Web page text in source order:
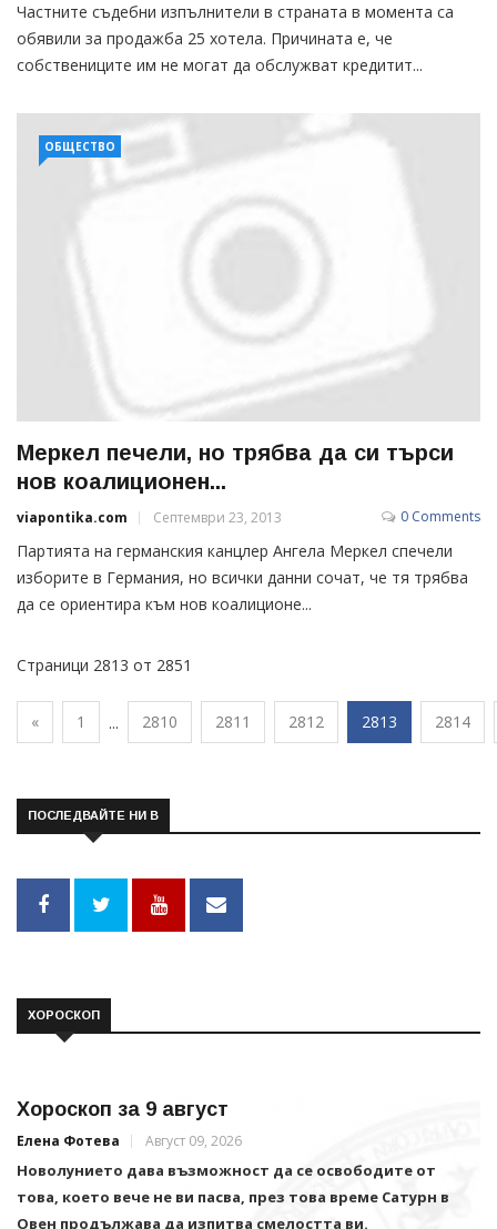
Частните съдебни изпълнители в страната в момента са
обявили за продажба 25 хотела. Причината е, че
собствениците им не могат да обслужват кредитит...
ОБЩЕСТВО
Меркел печели, но трябва да си търси
нов коалиционен...
viapontika.com Септември 23, 2013 0 Comments
Партията на германския канцлер Ангела Меркел спечели
изборите в Германия, но всички данни сочат, че тя трябва
да се ориентира към нов коалиционе...
Страници 2813 от 2851
« 1 ... 2810 2811 2812 2813 2814
ПОСЛЕДВАЙТЕ НИ В
ХОРОСКОП
Хороскоп за 9 август
Елена Фотева Август 09, 2026
Новолунието дава възможност да се освободите от
това, което вече не ви пасва, през това време Сатурн в
Овен продължава да изпитва смелостта ви.